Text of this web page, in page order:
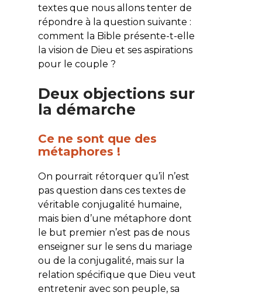
textes que nous allons tenter de
répondre à la question suivante :
comment la Bible présente-t-elle
la vision de Dieu et ses aspirations
pour le couple ?
Deux objections sur
la démarche
Ce ne sont quedes
métaphores !
On pourrait rétorquer qu’il n’est
pas question dans ces textes de
véritable conjugalité humaine,
mais bien d’une métaphore dont
le but premier n’est pas de nous
enseigner sur le sens du mariage
ou de la conjugalité, mais sur la
relation spécifique que Dieu veut
entretenir avec son peuple, sa